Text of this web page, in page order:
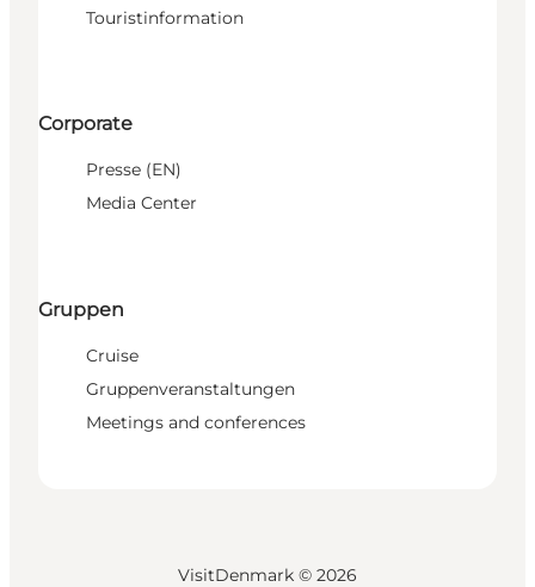
Touristinformation
Corporate
Presse (EN)
Media Center
Gruppen
Cruise
Gruppenveranstaltungen
Meetings and conferences
VisitDenmark © 2026